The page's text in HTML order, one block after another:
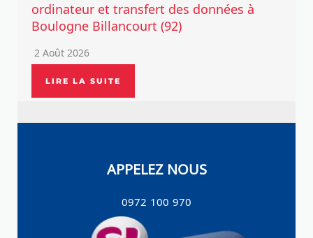
ordinateur et transfert des données à
Boulogne Billancourt (92)
2 Août 2026
LIRE LA SUITE
APPELEZ NOUS
0972 100 970